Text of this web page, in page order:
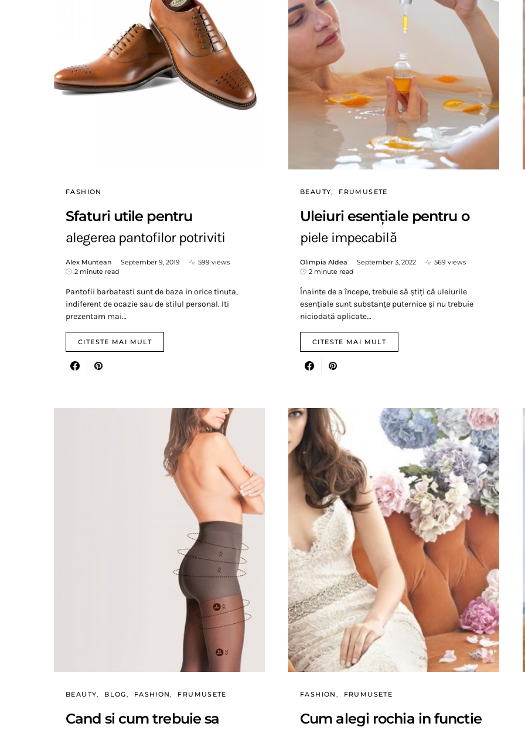
FASHION
Sfaturi utile pentru
alegerea pantofilor potriviti
Alex Muntean September 9, 2019
599 views
2 minute read
Pantofii barbatesti sunt de baza in orice tinuta,
indiferent de ocazie sau de stilul personal. Iti
prezentam mai…
CITESTE MAI MULT
BEAUTY FRUMUSETE
Uleiuri esențiale pentru o
piele impecabilă
Olimpia Aldea September 3, 2022
569 views
2 minute read
Înainte de a începe, trebuie să știți că uleiurile
esențiale sunt substanțe puternice și nu trebuie
niciodată aplicate…
CITESTE MAI MULT
BEAUTY BLOG FASHION FRUMUSETE
Cand si cum trebuie sa
FASHION FRUMUSETE
Cum alegi rochia in functie